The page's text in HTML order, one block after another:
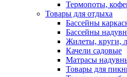
Термопоты,
Товары для отдыха
Бассейны
Бассейны
Жилеты, круги,
Качели садовые
Матрасы
Товары для